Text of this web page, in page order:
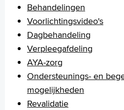
Behandelingen
Voorlichtingsvideo's
Dagbehandeling
Verpleegafdeling
AYA-zorg
Ondersteunings- en
mogelijkheden
Revalidatie